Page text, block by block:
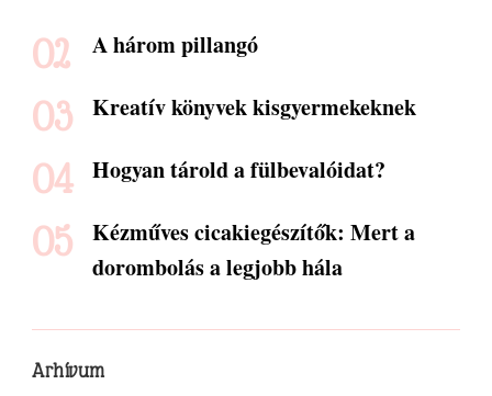
A három pillangó
Kreatív könyvek kisgyermekeknek
Hogyan tárold a fülbevalóidat?
Kézműves cicakiegészítők: Mert a
dorombolás a legjobb hála
Arhívum